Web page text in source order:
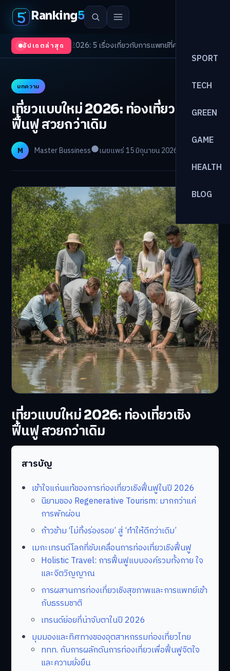
Ranking5
SPORT
TECH
GREEN
GAME
HEALTH
BLOG
อัปเดตล่าสุด
2026: 5 เรื่องเกี่ยวกับการแพทย์ที่ควรรู้/ดอกเบี้ยขาขึ้นรอบใหม่! จั
บทความ
เที่ยวแบบใหม่ 2026: ท่องเที่ยวเชิง
ฟื้นฟู สวยกว่าเดิม
M Master Bussiness เผยแพร่ 15 มิถุนายน 2026
เที่ยวแบบใหม่ 2026: ท่องเที่ยวเชิง
ฟื้นฟู สวยกว่าเดิม
สารบัญ
เข้าใจแก่นแท้ของการท่องเที่ยวเชิงฟื้นฟูในปี 2026
นิยามของ Regenerative Tourism: มากกว่าแค่
การพักผ่อน
ก้าวข้าม ‘ไม่ทิ้งร่องรอย’ สู่ ‘ทำให้ดีกว่าเดิม’
เมกะเทรนด์โลกที่ขับเคลื่อนการท่องเที่ยวเชิงฟื้นฟู
Holistic Travel: การฟื้นฟูแบบองค์รวมทั้งกาย ใจ
และจิตวิญญาณ
การผสานการท่องเที่ยวเชิงสุขภาพและการแพทย์เข้า
กับธรรมชาติ
เทรนด์ย่อยที่น่าจับตาในปี 2026
มุมมองและทิศทางของอุตสาหกรรมท่องเที่ยวไทย
ททท. กับการผลักดันการท่องเที่ยวเพื่อฟื้นฟูจิตใจ
และความยั่งยืน